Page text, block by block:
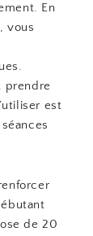
En
vous
prendre
est
de 20